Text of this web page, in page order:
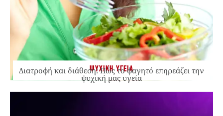
ΨΥΧΙΚΗ ΥΓΕΙΑ
Διατροφή και διάθεση: Πώς το φαγητό επηρεάζει την
ψυχική μας υγεία